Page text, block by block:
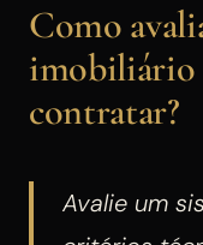
Como
imobiliário
contratar?
Avalie um